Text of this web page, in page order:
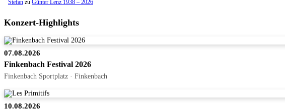
Stefan zu Günter Lenz 1938 – 2026
Konzert-Highlights
07.08.2026
Finkenbach Festival 2026
Finkenbach Sportplatz · Finkenbach
10.08.2026